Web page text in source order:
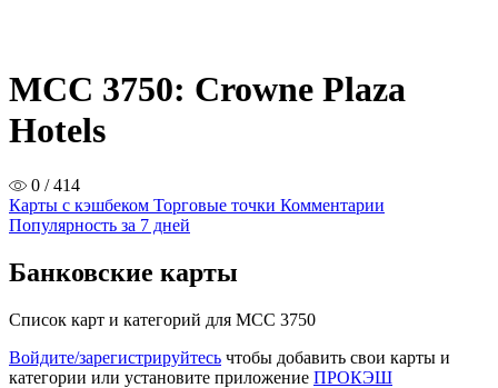
MCC 3750: Crowne Plaza
Hotels
0 / 414
Карты с кэшбеком Торговые точки Комментарии
Популярность за 7 дней
Банковские карты
Список карт и категорий для MCC 3750
Войдите/зарегистрируйтесь чтобы добавить свои карты и
категории или установите приложение ПРОКЭШ